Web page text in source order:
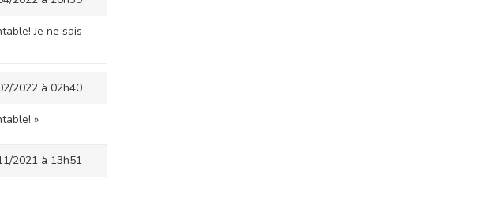
Je ne sais
2022 à 02h40
»
2021 à 13h51